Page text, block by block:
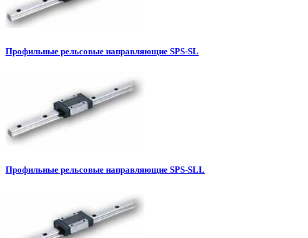
Профильные рельсовые направляющие SPS-SL
Профильные рельсовые направляющие SPS-SLL